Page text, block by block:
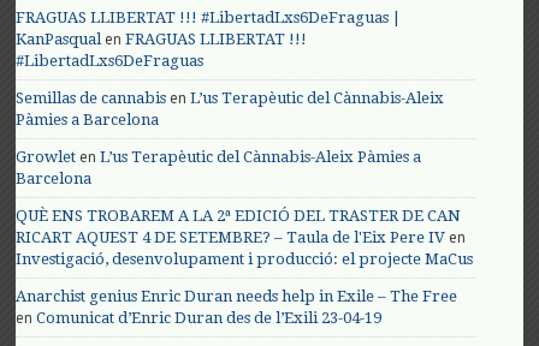
FRAGUAS LLIBERTAT !!! #LibertadLxs6DeFraguas |
KanPasqualenFRAGUAS LLIBERTAT !!!
#LibertadLxs6DeFraguas
Semillas de cannabis enL’us Terapèutic del Cànnabis-Aleix
Pàmies a Barcelona
Growlet enL’us Terapèutic del Cànnabis-Aleix Pàmies a
Barcelona
QUÈ ENS TROBAREM A LA 2ª EDICIÓ DEL TRASTER DE CAN
RICART AQUEST 4 DE SETEMBRE? – Taula de l'Eix Pere IV en
Investigació, desenvolupament i producció: el projecte MaCus
Anarchist genius Enric Duran needs help in Exile – The Free
enComunicat d’Enric Duran des de l’Exili 23-04-19